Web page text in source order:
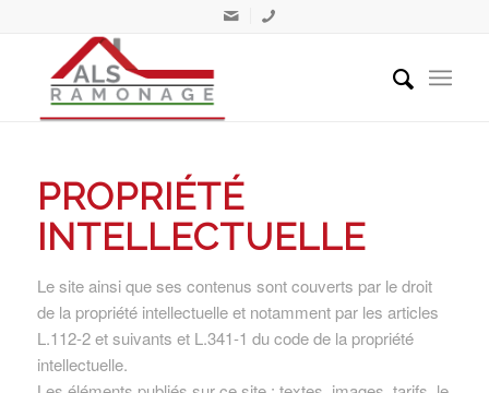
PROPRIÉTÉ
INTELLECTUELLE
Le site ainsi que ses contenus sont couverts par le droit
de la propriété intellectuelle et notamment par les articles
L.112-2 et suivants et L.341-1 du code de la propriété
intellectuelle.